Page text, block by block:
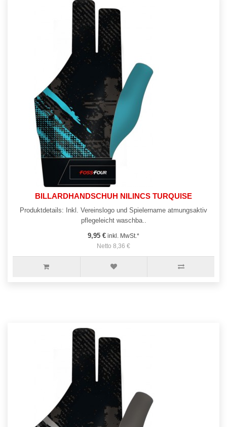
BILLARDHANDSCHUH NILINCS TURQUISE
Produktdetails: Inkl. Vereinslogo und Spielername atmungsaktiv
pflegeleicht waschba..
9,95 € inkl. MwSt.*
Netto 8,36 €